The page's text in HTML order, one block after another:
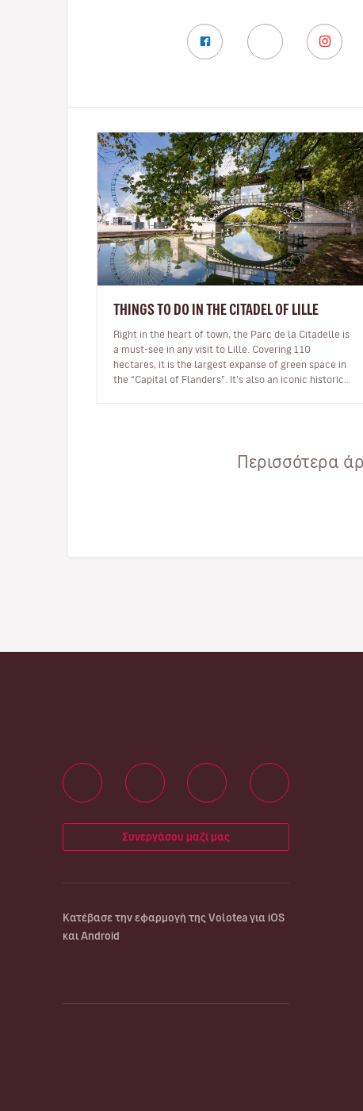
THINGS TO DO IN THE CITADEL OF LILLE
Right in the heart of town, the Parc de la Citadelle is
a must-see in any visit to Lille. Covering 110
hectares, it is the largest expanse of green space in
the “Capital of Flanders”. It’s also an iconic historical
Περισσότερα
Συνεργάσου μαζί μας
Κατέβασε την εφαρμογή της Volotea για iOS
και Android